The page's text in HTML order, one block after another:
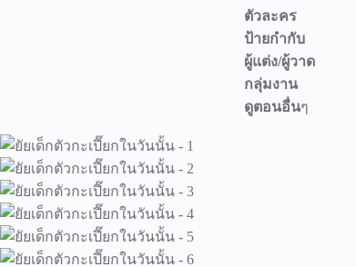
ตัวละคร
ป้ายกำกับ
ผู้แต่ง/ผู้วาด
กลุ่มงาน
ดูตอนอื่นๆ